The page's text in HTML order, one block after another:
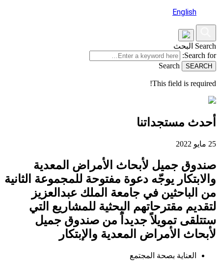
English
Search البحث
Search for:
Search
This field is required!
أحدث مستجداتنا
25 مايو 2022
صندوق جميل لأبحاث الأمراض المعدية
والابتكار يوجّه دعوة مفتوحة للمجموعة الثانية
من الباحثين في جامعة الملك عبدالعزيز
لتقديم مقترحاتهم البحثية للمشاريع التي
ستتلقى تمويلاً جديداً من صندوق جميل
لأبحاث الأمراض المعدية والإبتكار
العناية بصحة المجتمع